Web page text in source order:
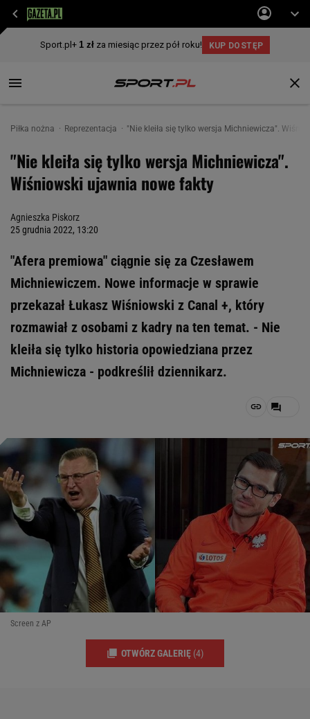
Piłka nożna Reprezentacja "Nie kleiła się tylko wersja Michniewicza".
"Nie kleiła się tylko wersja Michniewicza".
Wiśniowski ujawnia nowe fakty
Agnieszka Piskorz
25 grudnia 2022, 13:20
"Afera premiowa" ciągnie się za Czesławem
Michniewiczem. Nowe informacje w sprawie
przekazał Łukasz Wiśniowski z Canal +, który
rozmawiał z osobami z kadry na ten temat. - Nie
kleiła się tylko historia opowiedziana przez
Michniewicza - podkreślił dziennikarz.
Screen z AP
OTWÓRZ GALERIĘ (4)